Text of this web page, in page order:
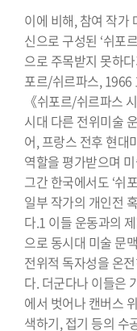
이에 비해, 참여 작가
신으로 구성된 ‘쉬포
으로 주목받지 못하
포르/쉬르파스,
《쉬포르/쉬르파스
시대 다른 전위미술
어, 프랑스 전후 현대
역할을 평가받으며
그간 한국에서도 ‘쉬
일부 작가의 개인전
다.1 이들 운동과의
으로 동시대 미술 문
전위적 독자성을 온
다. 더군다나 이들은
에서 벗어나 캔버스
색하기, 접기 등의 수